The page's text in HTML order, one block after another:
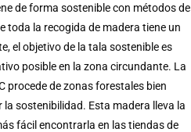
de forma sostenible con métodos de
toda la recogida de madera tiene un
el objetivo de la tala sostenible es
posible en la zona circundante. La
procede de zonas forestales bien
sostenibilidad. Esta madera lleva la
fácil encontrarla en las tiendas de